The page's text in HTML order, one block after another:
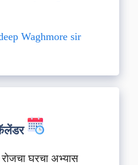
Waghmore sir
घरचा अभ्यास